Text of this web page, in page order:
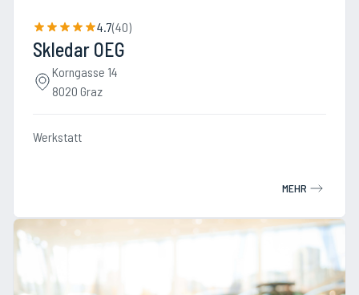
4.7(40)
Skledar OEG
Korngasse 14
8020 Graz
Werkstatt
MEHR